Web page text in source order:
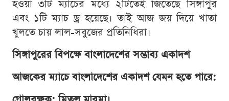
হওয়া ৩টি ম্যাচের মধ্যে ২টিতেই জিতেছে সিঙ্গাপুর
এবং ১টি ম্যাচ ড্র হয়েছে। তাই আজ জয় দিয়ে খাতা
খুলতে চায় লাল-সবুজের প্রতিনিধিরা।
সিঙ্গাপুরের বিপক্ষে বাংলাদেশের সম্ভাব্য একাদশ
আজকের ম্যাচে বাংলাদেশের একাদশ যেমন হতে পারে: